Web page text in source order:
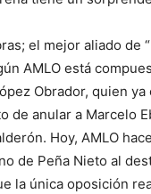
el mejor aliado de
AMLO está
Obrador, quien ya
de anular a Marcelo
Hoy, AMLO
de Peña Nieto al
la única oposición